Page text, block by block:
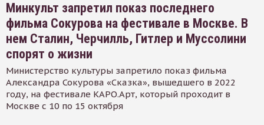
Минкульт запретил показ последнего
фильма Сокурова на фестивале в Москве. В
нем Сталин, Черчилль, Гитлер и Муссолини
спорят о жизни
Министерство культуры запретило показ фильма
Александра Сокурова «Сказка», вышедшего в 2022
году, на фестивале КАРО.Арт, который проходит в
Москве с 10 по 15 октября